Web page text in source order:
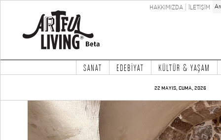
HAKKIMIZDA İLETİŞİM
SANAT EDEBİYAT KÜLTÜR & YAŞAM
22 MAYIS, CUMA, 2026